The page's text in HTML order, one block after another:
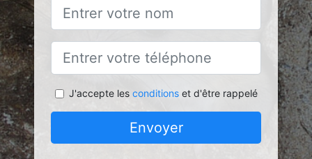
J'accepte les conditionset d'être rappelé
Envoyer